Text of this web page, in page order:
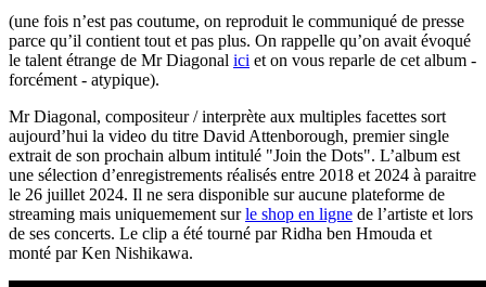
(une fois n’est pas coutume, on reproduit le communiqué de presse
parce qu’il contient tout et pas plus. On rappelle qu’on avait évoqué
le talent étrange de Mr Diagonal ici et on vous reparle de cet album -
forcément - atypique).
Mr Diagonal, compositeur / interprète aux multiples facettes sort
aujourd’hui la video du titre David Attenborough, premier single
extrait de son prochain album intitulé "Join the Dots". L’album est
une sélection d’enregistrements réalisés entre 2018 et 2024 à paraitre
le 26 juillet 2024. Il ne sera disponible sur aucune plateforme de
streaming mais uniquemement surle shop en ligne de l’artiste et lors
de ses concerts. Le clip a été tourné par Ridha ben Hmouda et
monté par Ken Nishikawa.